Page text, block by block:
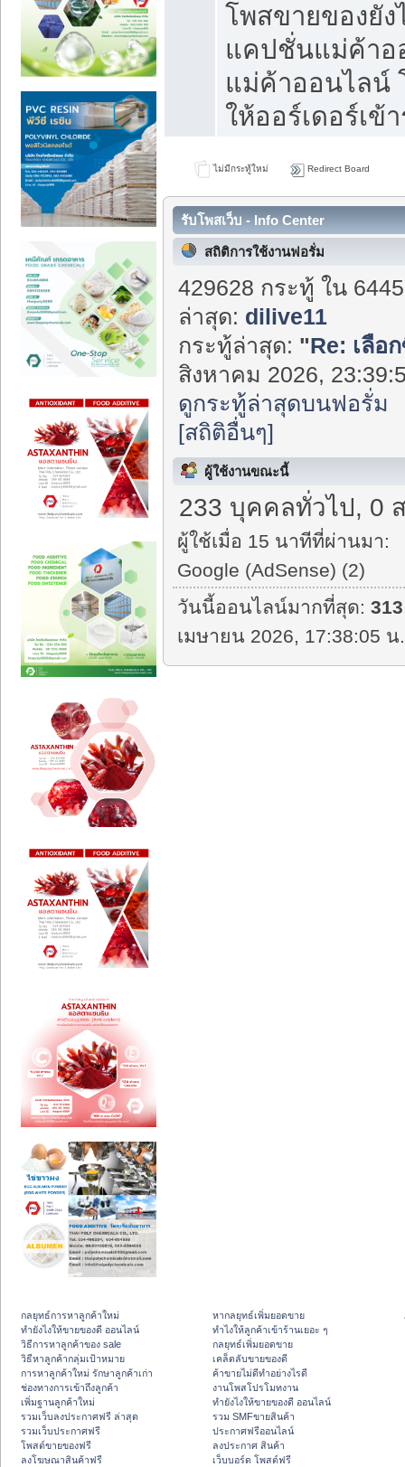
โพสขายของยัง
แคปชั่นแม่ค้า
แม่ค้าออนไลน์
ให้ออร์เดอร์เข้
ไม่มีกระทู้ใหม่ Redirect Board
รับโพสเว็บ - Info Center
สถิติการใช้งานฟอรั่ม
429628 กระทู้ ใน
ล่าสุด: dilive11
กระทู้ล่าสุด: "Re: เลือ
สิงหาคม 2026,
ดูกระทู้ล่าสุดบนฟอรั่ม
[สถิติอื่นๆ]
ผู้ใช้งานขณะนี้
233 บุคคลทั่วไป, 0
ผู้ใช้เมื่อ 15 นาทีที่ผ่านมา:
Google (AdSense) (2)
วันนี้ออนไลน์มากที่สุด:313
เมษายน 2026, 17:38:05 น
กลยุทธ์การหาลูกค้าใหม่
ทํายังไงให้ขายของดี ออนไลน์
วิธีการหาลูกค้าของ sale
วิธีหาลูกค้ากลุ่มเป้าหมาย
การหาลูกค้าใหม่ รักษาลูกค้าเก่า
ช่องทางการเข้าถึงลูกค้า
เพิ่มฐานลูกค้าใหม่
รวมเว็บลงประกาศฟรี ล่าสุด
รวมเว็บประกาศฟรี
โพสต์ขายของฟรี
ลงโฆษณาสินค้าฟรี
หากลยุทธ์เพิ่มยอดขาย
ทําไงให้ลูกค้าเข้าร้านเยอะ ๆ
กลยุทธ์เพิ่มยอดขาย
เคล็ดลับขายของดี
ค้าขายไม่ดีทำอย่างไรดี
งานโพสโปรโมทงาน
ทํายังไงให้ขายของดี ออนไลน์
รวม SMFขายสินค้า
ประกาศฟรีออนไลน์
ลงประกาศ สินค้า
เว็บบอร์ด โพสต์ฟรี